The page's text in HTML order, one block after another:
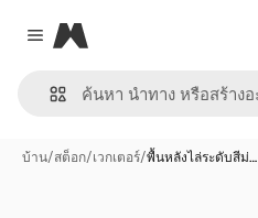
Close menu
Magnific
บ้าน/สต็อก/เวกเตอร์/พื้นหลังไล่ระดับสีม่…